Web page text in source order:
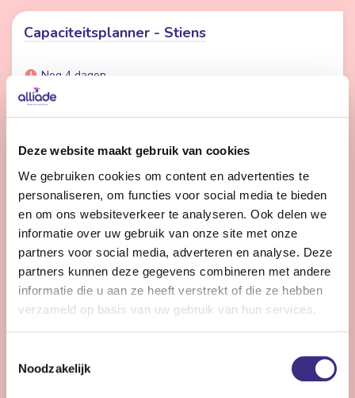
Deze website maakt gebruik van cookies
We gebruiken cookies om content en advertenties te
personaliseren, om functies voor social media te bieden
en om ons websiteverkeer te analyseren. Ook delen we
informatie over uw gebruik van onze site met onze
partners voor social media, adverteren en analyse. Deze
partners kunnen deze gegevens combineren met andere
informatie die u aan ze heeft verstrekt of die ze hebben
verzameld op basis van uw gebruik van hun services.
Noodzakelijk
Capaciteitsplanner - Stiens
Nog 4 dagen
Stiens
28 - 32 uur | Voltijds, Onbepaalde tijd
een stap verder dan de dagelijkse praktijk?
Bekijk vacature
Persoonlijke Begeleider complexe zorg -
Stiens
Stiens
24 - 30 uur | Voltijds, Onbepaalde tijd